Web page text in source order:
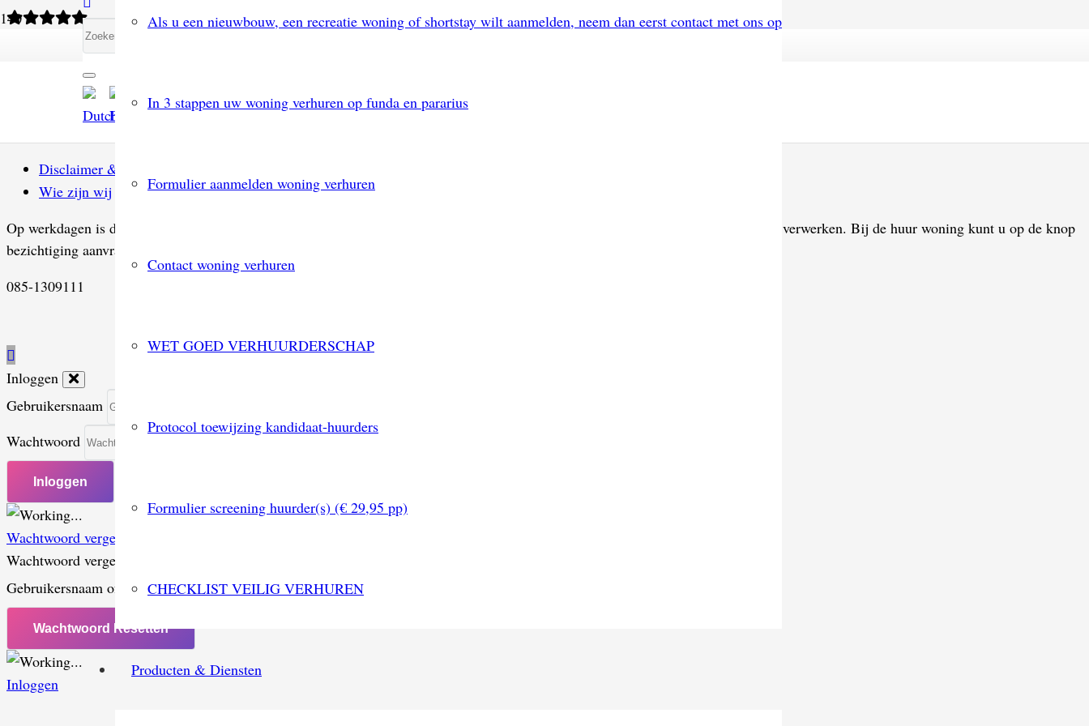
Als u een nieuwbouw, een recreatie woning of shortstay wilt aanmelden, neem dan eerst contact met ons op
In 3 stappen uw woning verhuren op funda en pararius
Formulier aanmelden woning verhuren
Contact woning verhuren
WET GOED VERHUURDERSCHAP
Protocol toewijzing kandidaat-huurders
Formulier screening huurder(s) (€ 29,95 pp)
CHECKLIST VEILIG VERHUREN
Producten & Diensten
Ik was op zoek naar een manier om mijn woning te verhuren. Ik kwam toen Huizenbalie tegen. Schot in de roos. Ik heb me aangemeld en ben direct teruggebeld
direct aanvragen voor bezichtigingen. Die zijn allemaal voor maandag aanstaande ingepland. Geweldig! Precies zoals ik het me had voorgesteld. Huizenbalie
krijgt van mij een 10!
Disclaimer & Privacy
Wie zijn wij
Op werkdagen is de telefoonservicedienst van 9 – 17 uur bereikbaar. Zij kunnen geen vragen of bezichtigingen over huur woningen verwerken. Bij de huur woning kunt u op de knop
bezichtiging aanvragen klikken als deze nog beschikbaar is.
085-1309111
Inloggen
Gebruikersnaam
Wachtwoord
Wachtwoord vergeten?
Wachtwoord vergeten
Gebruikersnaam of Email*
Inloggen